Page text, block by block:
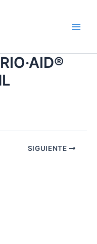
SIGUIENTE